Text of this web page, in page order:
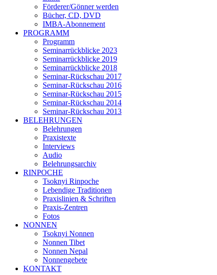
Förderer/Gönner werden
Bücher, CD, DVD
IMBA-Abonnement
PROGRAMM
Programm
Seminarrückblicke 2023
Seminarrückblicke 2019
Seminarrückblicke 2018
Seminar-Rückschau 2017
Seminar-Rückschau 2016
Seminar-Rückschau 2015
Seminar-Rückschau 2014
Seminar-Rückschau 2013
BELEHRUNGEN
Belehrungen
Praxistexte
Interviews
Audio
Belehrungsarchiv
RINPOCHE
Tsoknyi Rinpoche
Lebendige Traditionen
Praxislinien & Schriften
Praxis-Zentren
Fotos
NONNEN
Tsoknyi Nonnen
Nonnen Tibet
Nonnen Nepal
Nonnengebete
KONTAKT